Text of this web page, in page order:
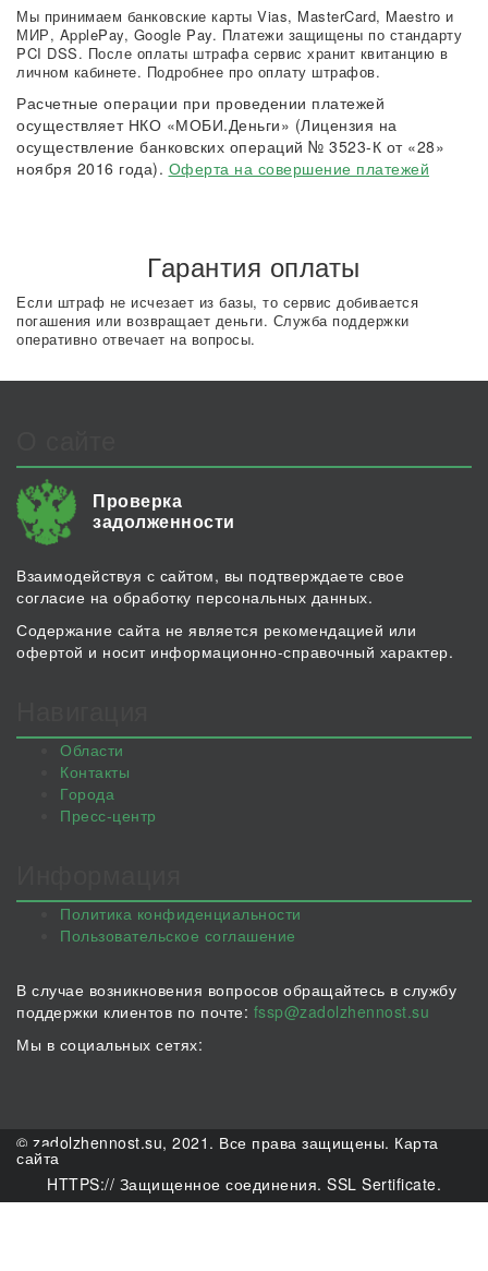
Мы принимаем банковские карты Vias, MasterCard, Maestro и
МИР, ApplePay, Google Pay. Платежи защищены по стандарту
PCI DSS. После оплаты штрафа сервис хранит квитанцию в
личном кабинете. Подробнее про оплату штрафов.
Расчетные операции при проведении платежей
осуществляет НКО «МОБИ.Деньги» (Лицензия на
осуществление банковских операций № 3523-К от «28»
ноября 2016 года). Оферта на совершение платежей
Гарантия оплаты
Если штраф не исчезает из базы, то сервис добивается
погашения или возвращает деньги. Служба поддержки
оперативно отвечает на вопросы.
Проверка
задолженности
Взаимодействуя с сайтом, вы подтверждаете свое
согласие на обработку персональных данных.
Содержание сайта не является рекомендацией или
офертой и носит информационно-справочный характер.
Области
Контакты
Города
Пресс-центр
Политика конфиденциальности
Пользовательское соглашение
В случае возникновения вопросов обращайтесь в службу
поддержки клиентов по почте: fssp@zadolzhennost.su
Мы в социальных сетях:
© zadolzhennost.su, 2021. Все права защищены. Карта
сайта
HTTPS:// Защищенное соединения. SSL Sertificate.